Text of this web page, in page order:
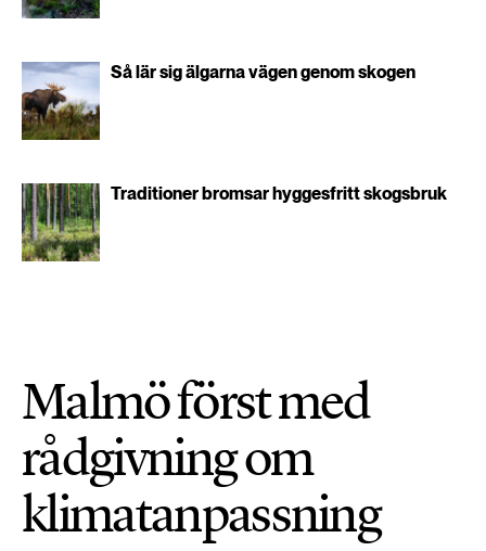
Så lär sig älgarna vägen genom skogen
Traditioner bromsar hyggesfritt skogsbruk
Malmö först med
rådgivning om
klimatanpassning